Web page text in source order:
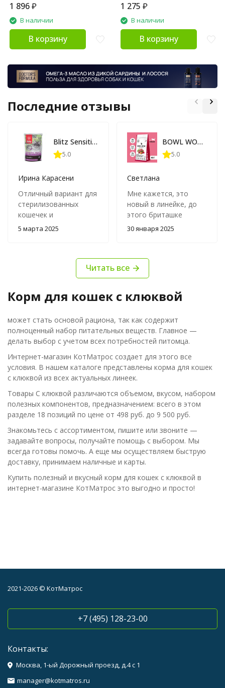
1 896₽
В наличии
В корзину
1 275 ₽
В наличии
В корзину
Последние отзывы
Blitz Sensitive Sterilised Cats влажный корм для стерилизованных кошек, с индейкой и клюквой, в паучах - 85 г x 24 шт
5.0
Ирина Карасени
Отличный вариант для
стерилизованных
кошечек и
кастрированных
котов,именно такой
первый раз,смущала
клюква ,но все на ура
,стул норм, аллергии
перемешиваем с сухим
рекомендую
5 марта 2025
BOWL WOW Fresh Meat сухой корм для взрослых стерилизованных кошек с ягненком, курицей и клюквой - 400 г
5.0
Светлана
Мне кажется, это
новый в линейке, до
этого бриташке
стерильной брала
свеклу, клюква ей
покупать)
30 января 2025
Читать все
Корм для кошек с клюквой
может стать основой рациона, так как содержит
полноценный набор питательных веществ. Главное —
делать выбор с учетом всех потребностей питомца.
Интернет-магазин КотМатрос создает для этого все
условия. В нашем каталоге представлены корма для кошек
с клюквой из всех актуальных линеек.
Товары С клюквой различаются объемом, вкусом, набором
полезных компонентов, предназначением: всего в этом
разделе 18 позиций по цене от 498 руб. до 9 500 руб.
Знакомьтесь с ассортиментом, пишите или звоните —
задавайте вопросы, получайте помощь с выбором. Мы
всегда готовы помочь. А еще мы осуществляем быструю
доставку, принимаем наличные и карты.
Купить полезный и вкусный корм для кошек с клюквой в
интернет-магазине КотМатрос это выгодно и просто!
2021-2026 © КотМатрос
+7 (495) 128-23-00
Контакты:
Москва, 1-ый Дорожный проезд, д.4 с 1
manager@kotmatros.ru